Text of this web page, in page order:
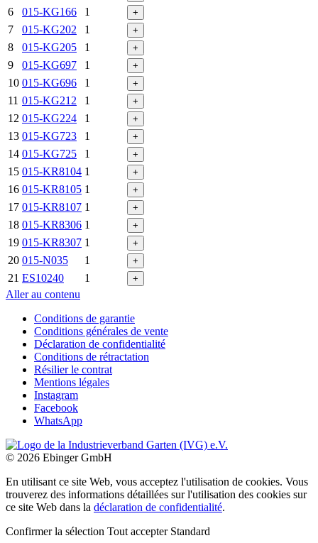
6 015-KG166 1 +
7 015-KG202 1 +
8 015-KG205 1 +
9 015-KG697 1 +
10 015-KG696 1 +
11 015-KG212 1 +
12 015-KG224 1 +
13 015-KG723 1 +
14 015-KG725 1 +
15 015-KR8104 1 +
16 015-KR8105 1 +
17 015-KR8107 1 +
18 015-KR8306 1 +
19 015-KR8307 1 +
20 015-N035 1 +
21 ES10240 1 +
Aller au contenu
Conditions de garantie
Conditions générales de vente
Déclaration de confidentialité
Conditions de rétractation
Résilier le contrat
Mentions légales
Instagram
Facebook
WhatsApp
© 2026 Ebinger GmbH
En utilisant ce site Web, vous acceptez l'utilisation de cookies. Vous
trouverez des informations détaillées sur l'utilisation des cookies sur
ce site Web dans la déclaration de confidentialité.
Confirmer la sélection Tout accepter Standard